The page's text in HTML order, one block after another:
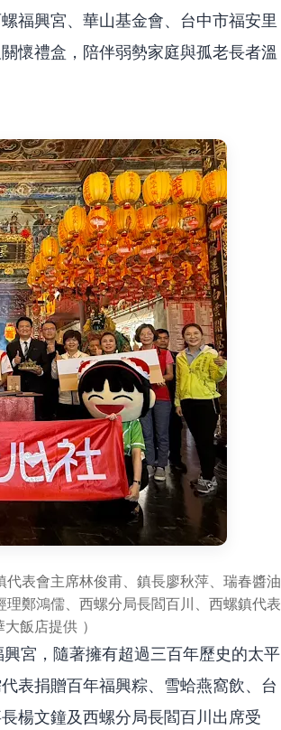
福興宮、華山基金會、台中市福安里
懷禮盒，陪伴弱勢家庭與孤老長者溫
表會主席林俊甫、鎮長廖秋萍、瑞春醬油
鄭鴻儒、西螺分局長閻百川、西螺鎮代表
飯店提供 ）
宮，隨著擁有超過三百年歷史的太平
表捐贈百年福興粽、雪蛤燕窩飲、台
楊文鐘及西螺分局長閻百川出席受